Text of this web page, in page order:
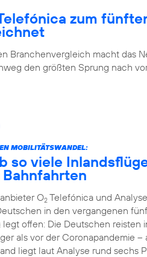
zum
Branchenvergleich macht das
den größten Sprung nach
MOBILITÄTSWANDEL:
so viele
O2 Telefónica und
in den vergangenen
offen: Die Deutschen reisten
als vor der Coronapandemie –
liegt laut Analyse rund sechs